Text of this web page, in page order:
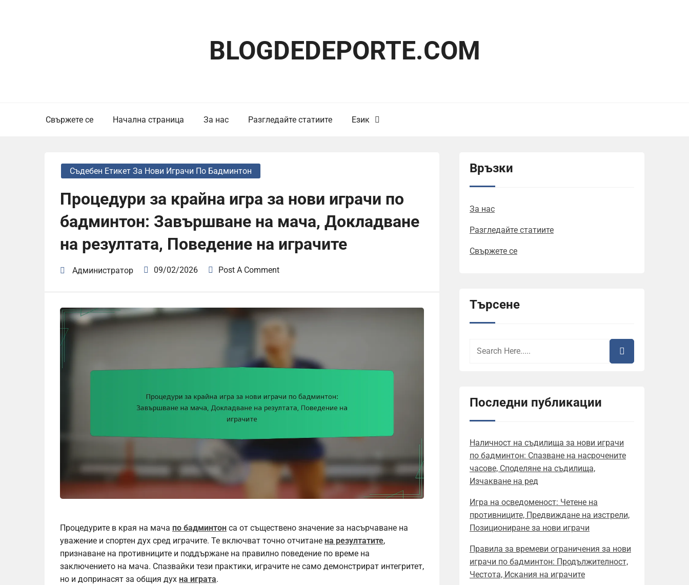
BLOGDEDEPORTE.COM
Свържете се Начална страница За нас Разгледайте статиите Език
Съдебен Етикет За Нови Играчи По Бадминтон
Процедури за крайна игра за нови играчи по
бадминтон: Завършване на мача, Докладване
на резултата, Поведение на играчите
Администратор 09/02/2026 Post A Comment
Процедурите в края на мача по бадминтон са от съществено значение за насърчаване на
уважение и спортен дух сред играчите. Те включват точно отчитане на резултатите,
признаване на противниците и поддържане на правилно поведение по време на
заключението на мача. Спазвайки тези практики, играчите не само демонстрират интегритет,
но и допринасят за общия дух на играта.
Връзки
За нас
Разгледайте статиите
Свържете се
Търсене
Последни публикации
Наличност на съдилища за нови играчи
по бадминтон: Спазване на насрочените
часове, Споделяне на съдилища,
Изчакване на ред
Игра на осведоменост: Четене на
противниците, Предвиждане на изстрели,
Позициониране за нови играчи
Правила за времеви ограничения за нови
играчи по бадминтон: Продължителност,
Честота, Искания на играчите